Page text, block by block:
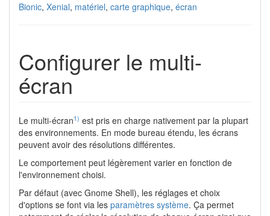
Bionic, Xenial, matériel, carte graphique, écran
Configurer le multi-
écran
Le multi-écran1) est pris en charge nativement par la plupart
des environnements. En mode bureau étendu, les écrans
peuvent avoir des résolutions différentes.
Le comportement peut légèrement varier en fonction de
l'environnement choisi.
Par défaut (avec Gnome Shell), les réglages et choix
d'options se font via les paramètres système. Ça permet